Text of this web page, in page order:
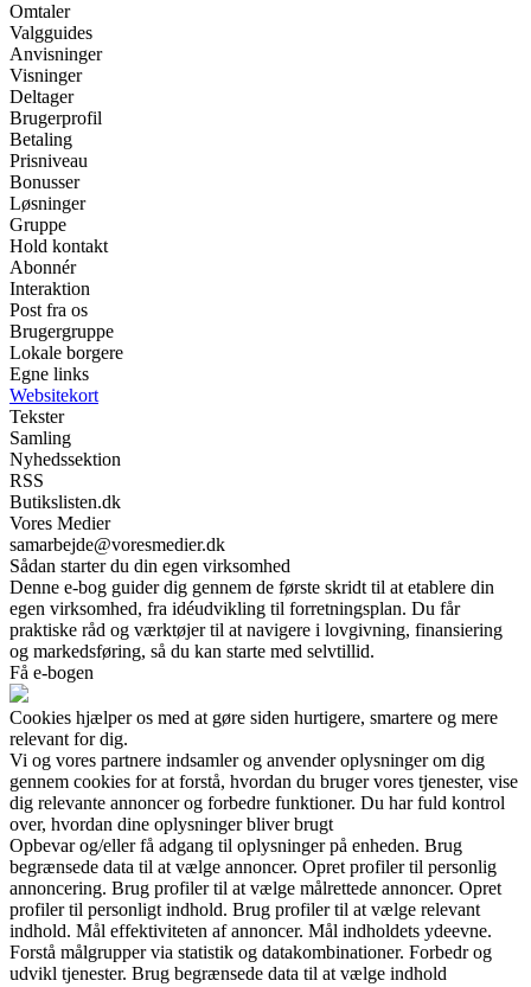
Omtaler
Valgguides
Anvisninger
Visninger
Deltager
Brugerprofil
Betaling
Prisniveau
Bonusser
Løsninger
Gruppe
Hold kontakt
Abonnér
Interaktion
Post fra os
Brugergruppe
Lokale borgere
Egne links
Websitekort
Tekster
Samling
Nyhedssektion
RSS
Butikslisten.dk
Vores Medier
samarbejde@voresmedier.dk
Sådan starter du din egen virksomhed
Denne e-bog guider dig gennem de første skridt til at etablere din
egen virksomhed, fra idéudvikling til forretningsplan. Du får
praktiske råd og værktøjer til at navigere i lovgivning, finansiering
og markedsføring, så du kan starte med selvtillid.
Få e-bogen
Cookies hjælper os med at gøre siden hurtigere, smartere og mere
relevant for dig.
Vi og vores partnere indsamler og anvender oplysninger om dig
gennem cookies for at forstå, hvordan du bruger vores tjenester, vise
dig relevante annoncer og forbedre funktioner. Du har fuld kontrol
over, hvordan dine oplysninger bliver brugt
Opbevar og/eller få adgang til oplysninger på enheden. Brug
begrænsede data til at vælge annoncer. Opret profiler til personlig
annoncering. Brug profiler til at vælge målrettede annoncer. Opret
profiler til personligt indhold. Brug profiler til at vælge relevant
indhold. Mål effektiviteten af annoncer. Mål indholdets ydeevne.
Forstå målgrupper via statistik og datakombinationer. Forbedr og
udvikl tjenester. Brug begrænsede data til at vælge indhold